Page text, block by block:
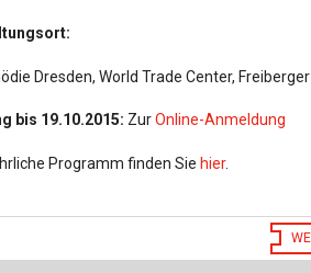
E&S
Dresden, World Trade Center,
bis 19.10.2015: ZurOnline-Anmeldung
Programm finden Siehier.